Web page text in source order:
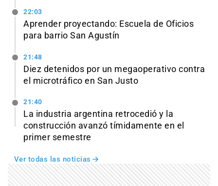
22:03
Aprender proyectando: Escuela de Oficios
para barrio San Agustín
21:48
Diez detenidos por un megaoperativo contra
el microtráfico en San Justo
21:40
La industria argentina retrocedió y la
construcción avanzó tímidamente en el
primer semestre
Ver todas las noticias